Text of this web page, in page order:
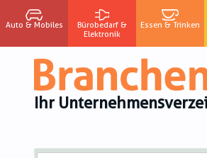
Auto & Mobiles
Bürobedarf &
Elektronik
Essen & Trinken
Ihr